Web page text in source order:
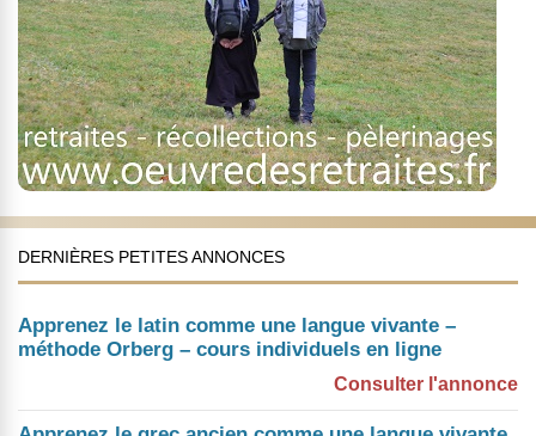
DERNIÈRES PETITES ANNONCES
Apprenez le latin comme une langue vivante –
méthode Orberg – cours individuels en ligne
Consulter l'annonce